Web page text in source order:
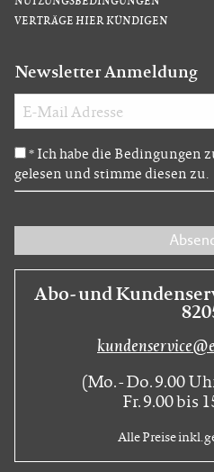
VERTRÄGE HIER KÜNDIGEN
Newsletter Anmeldung
* Ich habe die Bedingungen
gelesen und stimme diesen zu.
Abo- und
(Mo. - Do. 9.00
Fr. 9.00 bis
Alle Preise inkl.